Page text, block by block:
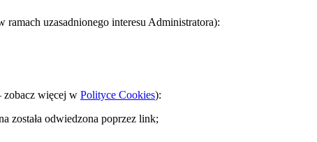
ramach uzasadnionego interesu Administratora):
zobacz więcej w Polityce Cookies):
została odwiedzona poprzez link;